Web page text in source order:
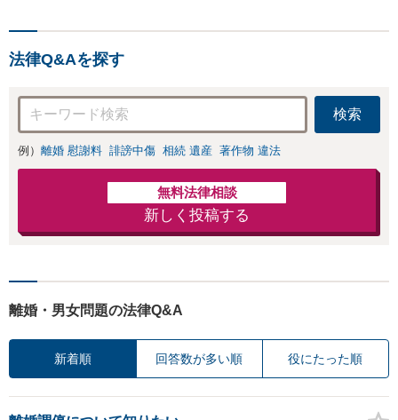
法律Q&Aを探す
検索
例） 離婚 慰謝料 誹謗中傷 相続 遺産 著作物 違法
無料法律相談
新しく投稿する
離婚・男女問題の法律Q&A
新着順 回答数が多い順 役にたった順